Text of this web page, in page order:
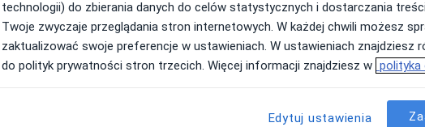
Mitera Pon, Wt,
technologii) do zbierania danych do celów statystycznych i dostarczania
Twoje zwyczaje przeglądania stron internetowych. W każdej chwili możesz
zaktualizować swoje preferencje w ustawieniach. W ustawieniach znajdziesz
do polityk prywatności stron trzecich. Więcej informacji znajdziesz w polityka
Edytuj ustawienia